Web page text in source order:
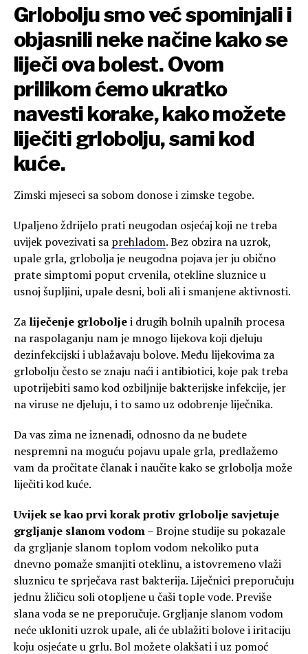
Grlobolju smo već spominjali i
objasnili neke načine kako se
liječi ova bolest. Ovom
prilikom ćemo ukratko
navesti korake, kako možete
liječiti grlobolju, sami kod
kuće.
Zimski mjeseci sa sobom donose i zimske tegobe.
Upaljeno ždrijelo prati neugodan osjećaj koji ne treba
uvijek povezivati sa prehladom. Bez obzira na uzrok,
upale grla, grlobolja je neugodna pojava jer ju obično
prate simptomi poput crvenila, otekline sluznice u
usnoj šupljini, upale desni, boli ali i smanjene aktivnosti.
Za liječenje grloboljei drugih bolnih upalnih procesa
na raspolaganju nam je mnogo lijekova koji djeluju
dezinfekcijski i ublažavaju bolove. Među lijekovima za
grlobolju često se znaju naći i antibiotici, koje pak treba
upotrijebiti samo kod ozbiljnije bakterijske infekcije, jer
na viruse ne djeluju, i to samo uz odobrenje liječnika.
Da vas zima ne iznenadi, odnosno da ne budete
nespremni na moguću pojavu upale grla, predlažemo
vam da pročitate članak i naučite kako se grlobolja može
liječiti kod kuće.
Uvijek se kao prvi korak protiv grlobolje savjetuje
grgljanje slanom vodom– Brojne studije su pokazale
da grgljanje slanom toplom vodom nekoliko puta
dnevno pomaže smanjiti oteklinu, a istovremeno vlaži
sluznicu te sprječava rast bakterija. Liječnici preporučuju
jednu žličicu soli otopljene u čaši tople vode. Previše
slana voda se ne preporučuje. Grgljanje slanom vodom
neće ukloniti uzrok upale, ali će ublažiti bolove i iritaciju
koju osjećate u grlu. Bol možete olakšati i uz pomoć